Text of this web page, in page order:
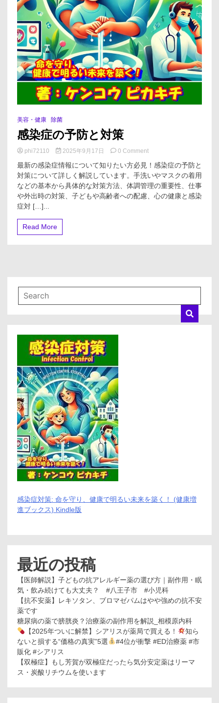
美容・健康 除菌
感染症の予防と対策
phi72110 2025年9月17日 0 Commenton
染
症
の
最新の感染症情報について知りたい方必見！感染症の予防と
対策について詳しく解説しています。手洗いやマスクの着用
などの基本から具体的な対策方法、体調管理の重要性、仕事
や外出時の対策、子どもや高齢者への配慮、心の健康と感染
症対 […]...
Read More
感染症対策: 命を守り、健康で明るい未来を築く！ (健康増
進ブックス) Kindle版
最近の投稿
【医師解説】子どもの抗アレルギー薬の選び方｜副作用・眠
気・飲み続けても大丈夫？ #八王子市 #小児科
【抗不安薬】レキソタン、ブロマゼパムはやや強めの抗不安
薬です
糖尿病の薬で膀胱炎？治療薬の副作用を解説_相模原内科
【2025年ついに解禁】シアリスが薬局で買える！
知ら
ないと損する“価格の真実”5選
#4位が衝撃 #ED治療薬 #市
販化 #シアリス
【双極症】もし芳賀が双極症だったら気分安定薬はリーマ
ス・炭酸リチウムを使います